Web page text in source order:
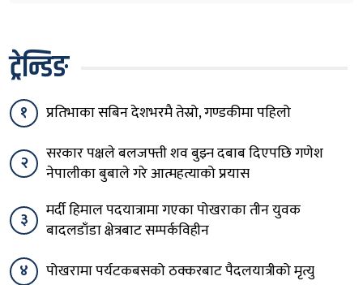
ट्रेन्डिङ
१ प्रतिभाका सबिन देशभरमै तेस्रो, गण्डकीमा पहिलो
२
सरकार पक्षले बलजफ्ती शव बुझ्न दबाब दिएपछि गणेश
नेपालीका बुबाले गरे आत्महत्याको प्रयास
३
मर्दी हिमाल पदयात्रामा गएका पोखराका तीन युवक
बादलडाँडा क्षेत्रबाट सम्पर्कविहीन
४
पोखरामा पर्यटकबसको ठक्करबाट पैदलयात्रीको मृत्यु